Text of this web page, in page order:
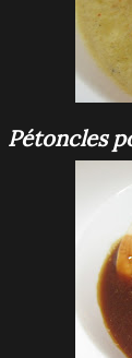
Pétoncles